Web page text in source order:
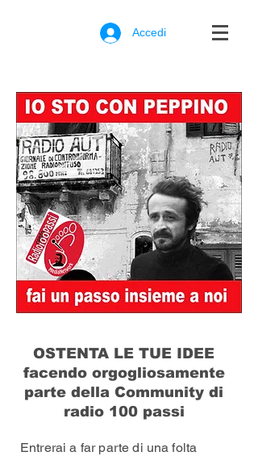
Accedi
OSTENTA LE TUE IDEE
facendo orgogliosamente
parte della Community di
radio 100 passi
Entrerai a far parte di una folta